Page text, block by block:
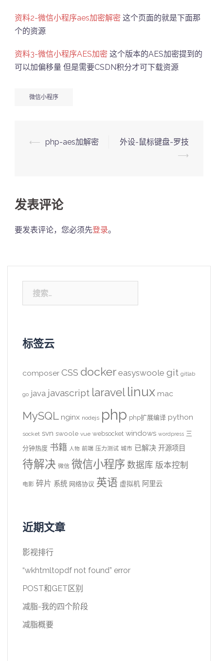
资料2-微信小程序aes加密解密 这个页面的就是下面那
个的资源
资料3-微信小程序AES加密 这个版本的AES加密提到的
可以加偏移量 但是需要CSDN积分才可下载资源
微信小程序
Post
⟵ php-aes加解密
外设-鼠标键盘-罗技
⟶
发表评论
要发表评论，您必须先登录。
索：
标签云
composer CSS docker easyswoole git gitlab
go java javascript laravel linux mac
MySQL nginx nodejs php php扩展编译 python
socket svn swoole vue websocket windows wordpress 三
分钟热度 书籍 人物 前端 压力测试 城市 已解决 开源项目
待解决 微信 微信小程序 数据库 版本控制
电影 碎片 系统 网络协议 英语 虚拟机 阿里云
近期文章
影视排行
“wkhtmltopdf not found” error
POST和GET区别
减脂-我的四个阶段
减脂概要